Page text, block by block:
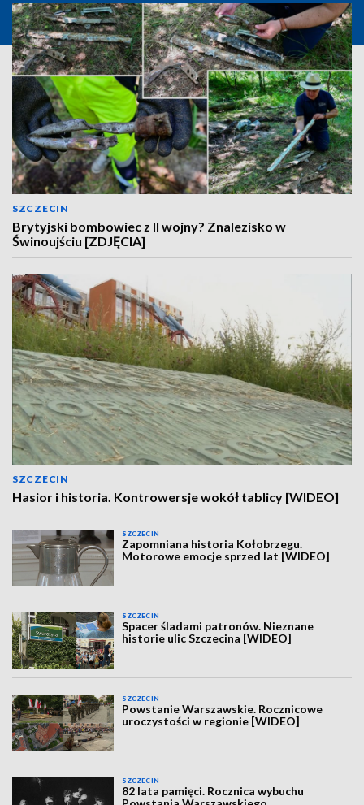
SZCZECIN
Brytyjski bombowiec z II wojny? Znalezisko w
Świnoujściu [ZDJĘCIA]
SZCZECIN
Hasior i historia. Kontrowersje wokół tablicy [WIDEO]
SZCZECIN
Zapomniana historia Kołobrzegu.
Motorowe emocje sprzed lat [WIDEO]
SZCZECIN
Spacer śladami patronów. Nieznane
historie ulic Szczecina [WIDEO]
SZCZECIN
Powstanie Warszawskie. Rocznicowe
uroczystości w regionie [WIDEO]
SZCZECIN
82 lata pamięci. Rocznica wybuchu